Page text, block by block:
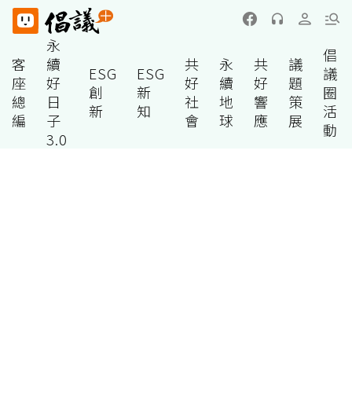
客
座
總
編
永
續
好
日
子
3.0
ESG
創
新
ESG
新
知
共
好
社
會
永
續
地
球
共
好
響
應
議
題
策
展
倡
議
圈
活
動